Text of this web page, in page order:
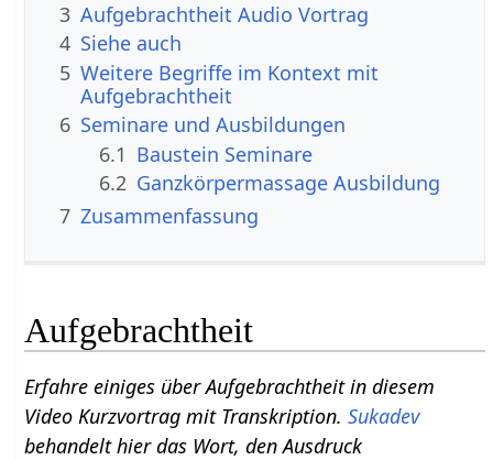
3
Aufgebrachtheit‏‎ Audio Vortrag
4 Siehe auch
5 Weitere Begriffe im Kontext mit
6 Seminare und Ausbildungen
6.1 Baustein Seminare
6.2 Ganzkörpermassage Ausbildung
7 Zusammenfassung
Aufgebrachtheit
Erfahre einiges über Aufgebrachtheit‏‎ in diesem
Video Kurzvortrag mit Transkription.Sukadev
behandelt hier das Wort, den Ausdruck